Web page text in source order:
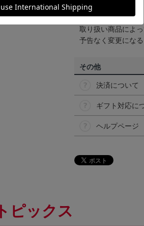
【仕様について】
取り扱い商品によ
予告なく変更にな
その他
決済について
ギフト対応に
ヘルプページ
トピックス